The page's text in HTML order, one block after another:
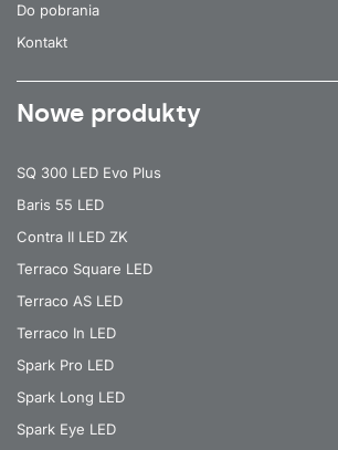
Do pobrania
Kontakt
Nowe produkty
SQ 300 LED Evo Plus
Baris 55 LED
Contra II LED ZK
Terraco Square LED
Terraco AS LED
Terraco In LED
Spark Pro LED
Spark Long LED
Spark Eye LED